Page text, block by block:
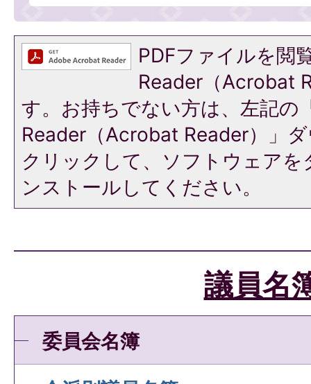
PDFファイルを閲
Reader（Acrobat
す。お持ちでない方は、左記の
Reader（Acrobat Reader）」
クリックして、ソフトウェア
ンストールしてください。
議員名
委員会名簿